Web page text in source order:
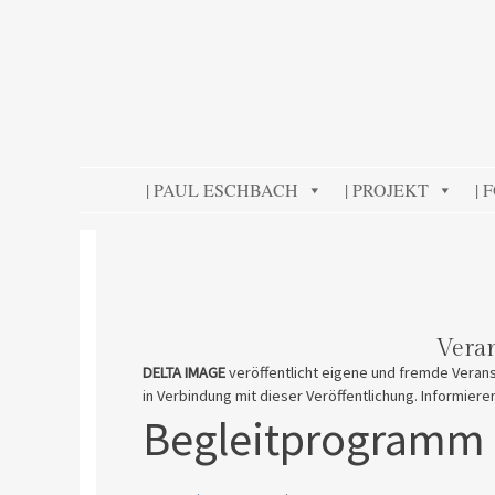
SKIP TO CONTENT
| PAUL ESCHBACH | PROJEKT |
DELTA IMAGEveröffentlicht eigene und fremde
in Verbindung mit dieser Veröffentlichung.
Begleitprogramm